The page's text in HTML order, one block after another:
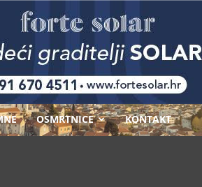
OSMRTNICE KONTAKT